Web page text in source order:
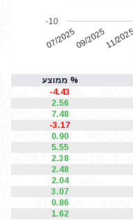
07/202509/202511/
-10
% ממוצע
-4.43
2.56
7.48
-3.17
0.90
5.55
2.38
2.48
2.04
3.07
0.86
1.62